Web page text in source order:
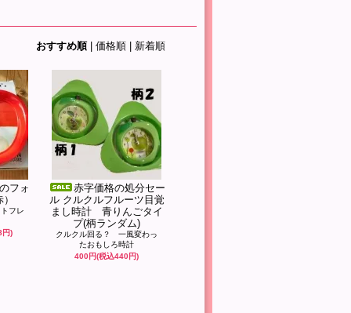
おすすめ順| 価格順 新着順
フォ
フレ
円)
赤字価格の処分セー
ル クルクルフルーツ目覚
まし時計 青りんごタイ
プ(柄ランダム)
クルクル回る？ 一風変わっ
たおもしろ時計
400円(税込440円)